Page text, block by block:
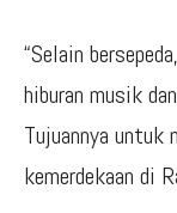
“Selain
hiburan musik
Tujuannya untuk
kemerdekaan di